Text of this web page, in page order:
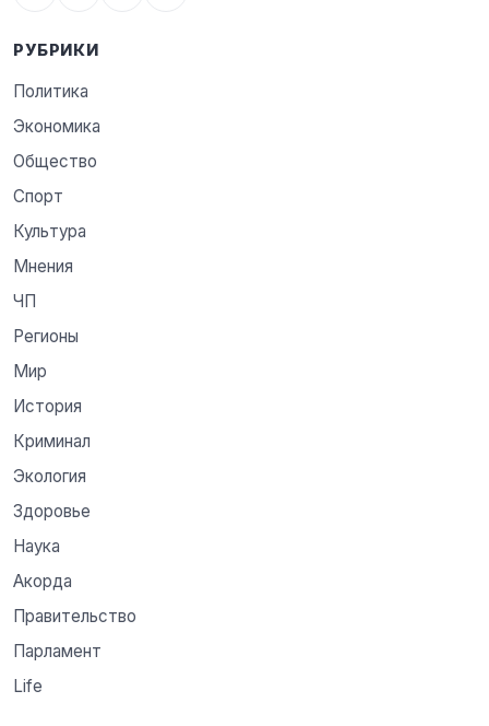
РУБРИКИ
Политика
Экономика
Общество
Спорт
Культура
Мнения
ЧП
Регионы
Мир
История
Криминал
Экология
Здоровье
Наука
Акорда
Правительство
Парламент
Life